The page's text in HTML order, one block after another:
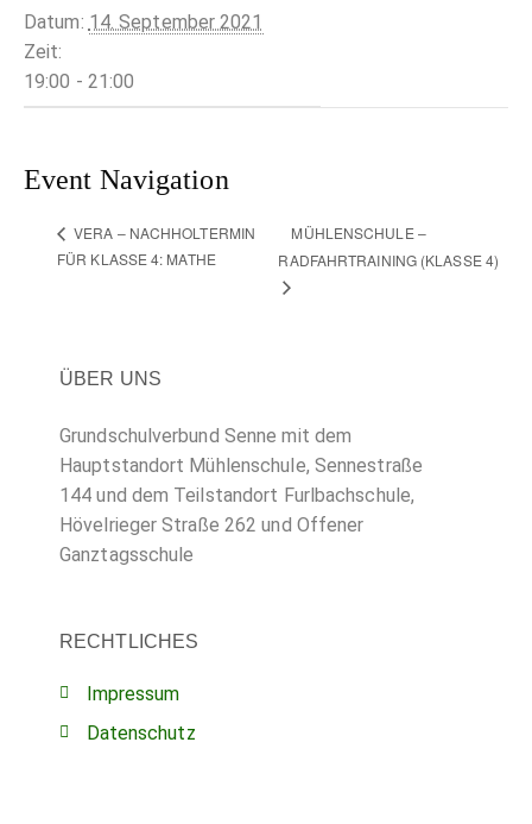
Datum: 14. September 2021
Zeit:
19:00 - 21:00
Event Navigation
VERA – NACHHOLTERMIN
FÜR KLASSE 4: MATHE
MÜHLENSCHULE –
RADFAHRTRAINING (KLASSE 4)
ÜBER UNS
Grundschulverbund Senne mit dem
Hauptstandort Mühlenschule, Sennestraße
144 und dem Teilstandort Furlbachschule,
Hövelrieger Straße 262 und Offener
Ganztagsschule
RECHTLICHES
Impressum
Datenschutz